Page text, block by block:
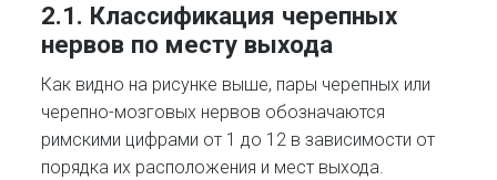
2.1. Классификация черепных
нервов по месту выхода
Как видно на рисунке выше, пары черепных или
черепно-мозговых нервов обозначаются
римскими цифрами от 1 до 12 в зависимости от
порядка их расположения и мест выхода.